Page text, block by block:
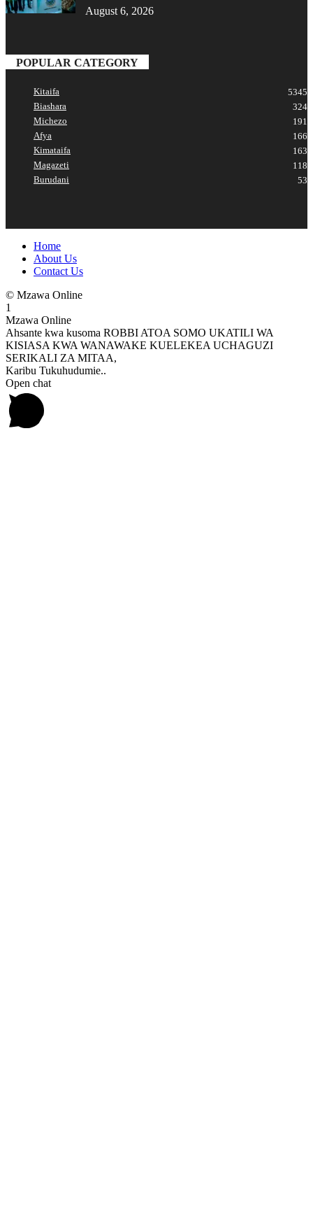
August 6, 2026
POPULAR CATEGORY
Kitaifa
5345
Biashara
324
Michezo
191
Afya
166
Kimataifa
163
Magazeti
118
Burudani
53
Home
About Us
Contact Us
© Mzawa Online
1
Mzawa Online
Ahsante kwa kusoma ROBBI ATOA SOMO UKATILI WA
KISIASA KWA WANAWAKE KUELEKEA UCHAGUZI
SERIKALI ZA MITAA,
Karibu Tukuhudumie..
Open chat